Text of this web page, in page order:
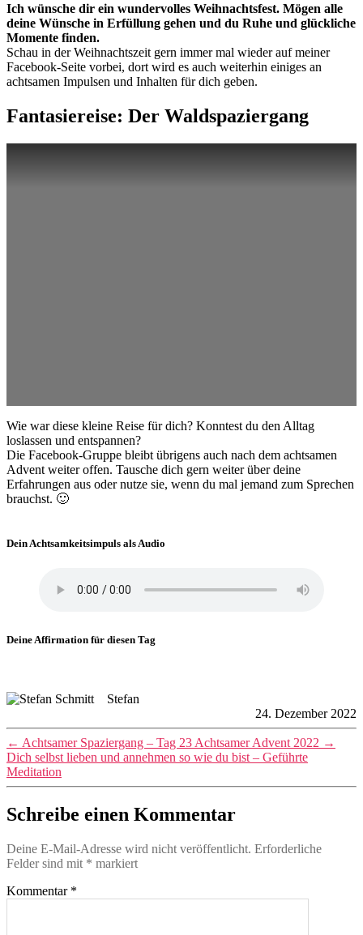
Ich wünsche dir ein wundervolles Weihnachtsfest. Mögen alle
deine Wünsche in Erfüllung gehen und du Ruhe und glückliche
Momente finden.
Schau in der Weihnachtszeit gern immer mal wieder auf meiner
Facebook-Seite vorbei, dort wird es auch weiterhin einiges an
achtsamen Impulsen und Inhalten für dich geben.
Fantasiereise: Der Waldspaziergang
Wie war diese kleine Reise für dich? Konntest du den Alltag
loslassen und entspannen?
Die Facebook-Gruppe bleibt übrigens auch nach dem achtsamen
Advent weiter offen. Tausche dich gern weiter über deine
Erfahrungen aus oder nutze sie, wenn du mal jemand zum Sprechen
brauchst. 🙂
Dein Achtsamkeitsimpuls als Audio
Deine Affirmation für diesen Tag
Stefan
24. Dezember 2022
← Achtsamer Spaziergang – Tag 23 Achtsamer Advent 2022 →
Dich selbst lieben und annehmen so wie du bist – Geführte
Meditation
Schreibe einen Kommentar
Deine E-Mail-Adresse wird nicht veröffentlicht. Erforderliche
Felder sind mit * markiert
Kommentar *